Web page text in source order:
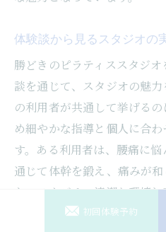
体験談から見るスタジオの
勝どきのピラティススタジ
談を通じて、スタジオの魅
の利用者が共通して挙げる
め細やかな指導と個人に合
す。ある利用者は、腰痛に
通じて体幹を鍛え、痛みが和
た、スタジオの清潔な環境
ックスしてエクササイズに
初回体験予約